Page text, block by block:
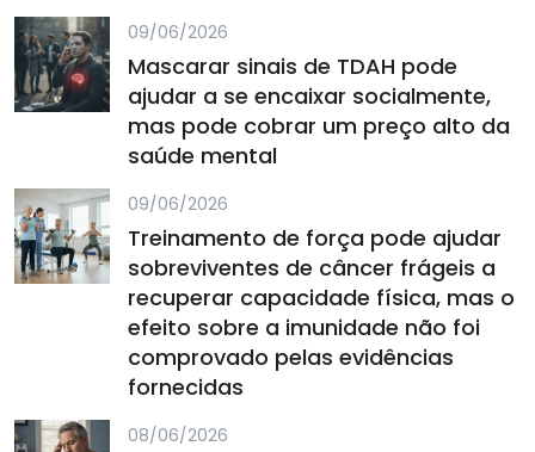
09/06/2026
Mascarar sinais de TDAH pode
ajudar a se encaixar socialmente,
mas pode cobrar um preço alto da
saúde mental
09/06/2026
Treinamento de força pode ajudar
sobreviventes de câncer frágeis a
recuperar capacidade física, mas o
efeito sobre a imunidade não foi
comprovado pelas evidências
fornecidas
08/06/2026